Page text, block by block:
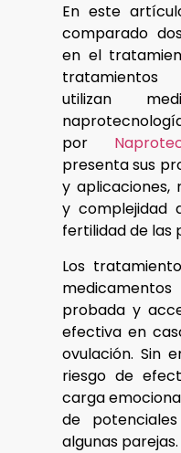
En este
comparado
en el
tratamientos
utilizan
por
presenta sus
y aplicaciones,
y complejidad
fertilidad de las
Los
probada y
efectiva en
ovulación. Sin
riesgo de
carga
de
algunas parejas.